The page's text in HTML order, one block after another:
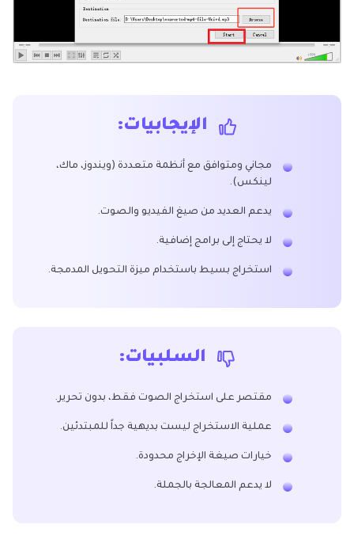
الإيجابيات:
مجاني ومتوافق مع أنظمة متعددة (ويندوز، ماك،
لينكس).
يدعم العديد من صيغ الفيديو والصوت.
لا يحتاج إلى برامج إضافية.
استخراج بسيط باستخدام ميزة التحويل المدمجة.
السلبيات:
مقتصر على استخراج الصوت فقط، بدون تحرير.
عملية الاستخراج ليست بديهية جداً للمبتدئين.
خيارات صيغة الإخراج محدودة.
لا يدعم المعالجة بالجملة.